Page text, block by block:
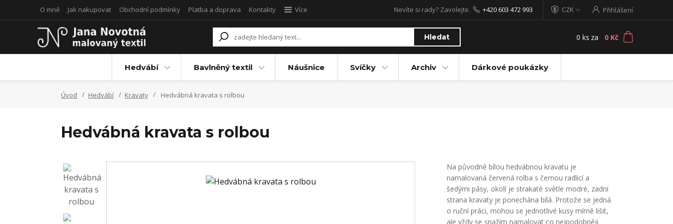
O mně Jak nakupovat Obchodní podmínky Platba a doprava Kontakty Více CZK Přihlášení
Hledat
Nevíte si rady? Zavolejte. +420 603 472 993
0 ks za 0 Kč
Hedvábí Bavlněný textil Náušnice Svíčky Archiv Dárkové poukázky
Úvod Hedvábí Kravaty Hedvábná kravata s rolbou
Hedvábná kravata s rolbou
Na původně bílou hedvábnou kravatu je
namalovaná červená rolba s černou radlicí a
šedými pásy, okolí je strakaté světle modré, zadní
strana kravaty je ponechána bílá. Protože se jedná
o ruční práci, mohou se jednotlivé kusy mírně lišit,
ale vždy se snažím namalovat co nejpodobněji